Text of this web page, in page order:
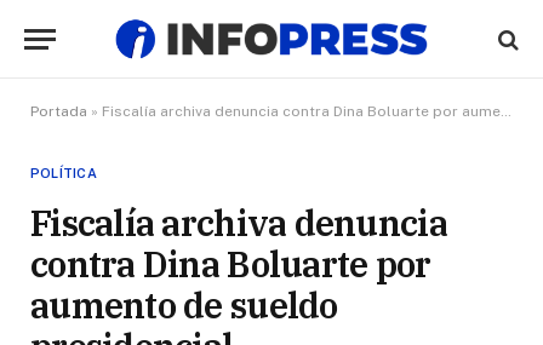
Portada » Fiscalía archiva denuncia contra Dina Boluarte por aumento de sueldo presidencial
POLÍTICA
Fiscalía archiva denuncia
contra Dina Boluarte por
aumento de sueldo